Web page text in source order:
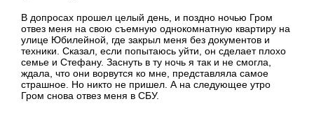
В допросах прошел целый день, и поздно ночью Гром
отвез меня на свою съемную однокомнатную квартиру на
улице Юбилейной, где закрыл меня без документов и
техники. Сказал, если попытаюсь уйти, он сделает плохо
семье и Стефану. Заснуть в ту ночь я так и не смогла,
ждала, что они ворвутся ко мне, представляла самое
страшное. Но никто не пришел. А на следующее утро
Гром снова отвез меня в СБУ.